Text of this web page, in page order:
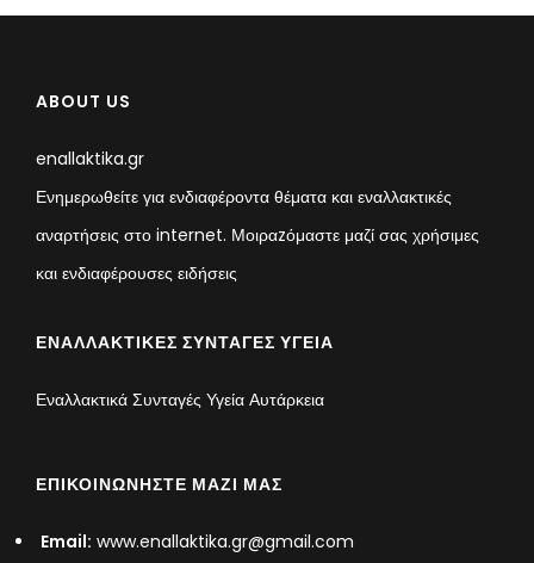
ABOUT US
enallaktika.gr
Ενημερωθείτε για ενδιαφέροντα θέματα και εναλλακτικές
αναρτήσεις στο internet. Μοιραzόμαστε μαζί σας χρήσιμες
και ενδιαφέρουσες ειδήσεις
ΕΝΑΛΛΑΚΤΙΚΈΣ ΣΥΝΤΑΓΈΣ ΥΓΕΊΑ
Εναλλακτικά Συνταγές Υγεία Αυτάρκεια
ΕΠΙΚΟΙΝΩΝΉΣΤΕ ΜΑΖΊ ΜΑΣ
Email: www.enallaktika.gr@gmail.com